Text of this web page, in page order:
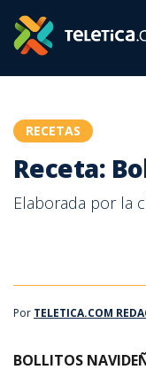
RECETAS
Receta:
Elaborada por la
Por TELETICA.COM
BOLLITOS